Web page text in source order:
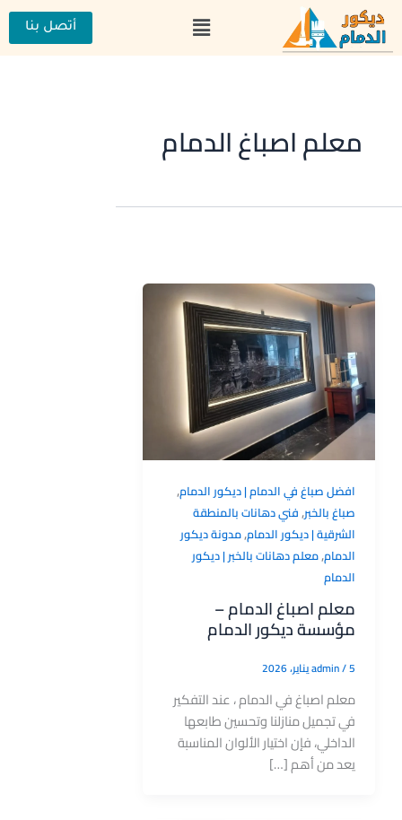
تخطي
المحتوى
القائمة أتصل بنا
معلم اصباغ الدمام
افضل صباغ في الدمام | ديكور الدمام,
صباغ بالخبر,فني دهانات بالمنطقة
الشرقية | ديكور الدمام,مدونة ديكور
الدمام,معلم دهانات بالخبر | ديكور
الدمام
معلم اصباغ الدمام –
مؤسسة ديكور الدمام
admin/5 يناير، 2026
معلم اصباغ في الدمام ، عند التفكير
في تجميل منازلنا وتحسين طابعها
الداخلي، فإن اختيار الألوان المناسبة
يعد من أهم […]